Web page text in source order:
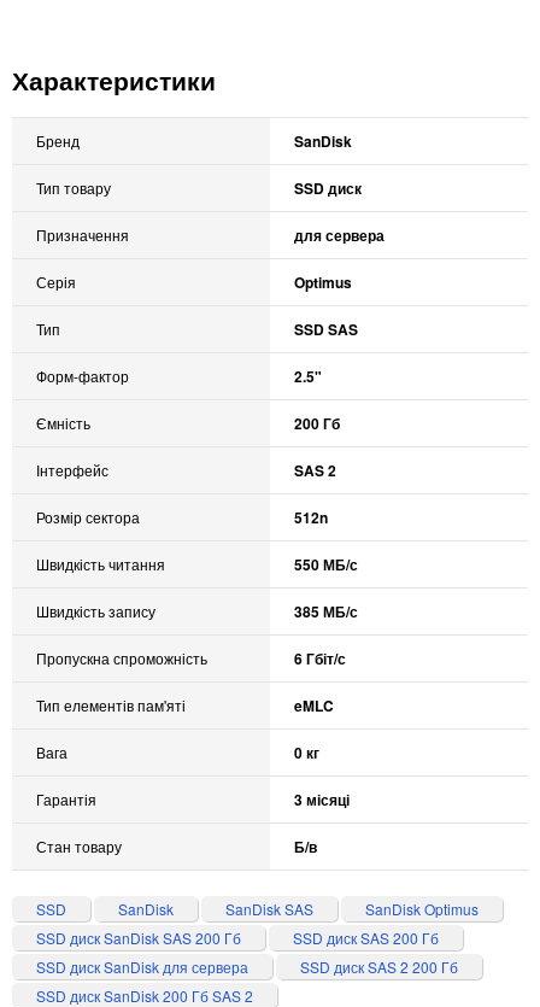
Характеристики
Бренд SanDisk
Тип товару SSD диск
Призначення для сервера
Серія Optimus
Тип SSD SAS
Форм-фактор 2.5"
Ємність 200 Гб
Інтерфейс SAS 2
Розмір сектора 512n
Швидкість читання 550 МБ/с
Швидкість запису 385 МБ/с
Пропускна спроможність 6 Гбіт/с
Тип елементів пам'яті eMLC
Вага 0 кг
Гарантія 3 місяці
Стан товару Б/в
SSD SanDisk SanDisk SAS
SanDisk Optimus
SSD диск SanDisk SAS 200 Гб
SSD диск SAS 200 Гб
SSD диск SanDisk для сервера
SSD диск SAS 2 200 Гб
SSD диск SanDisk 200 Гб SAS 2